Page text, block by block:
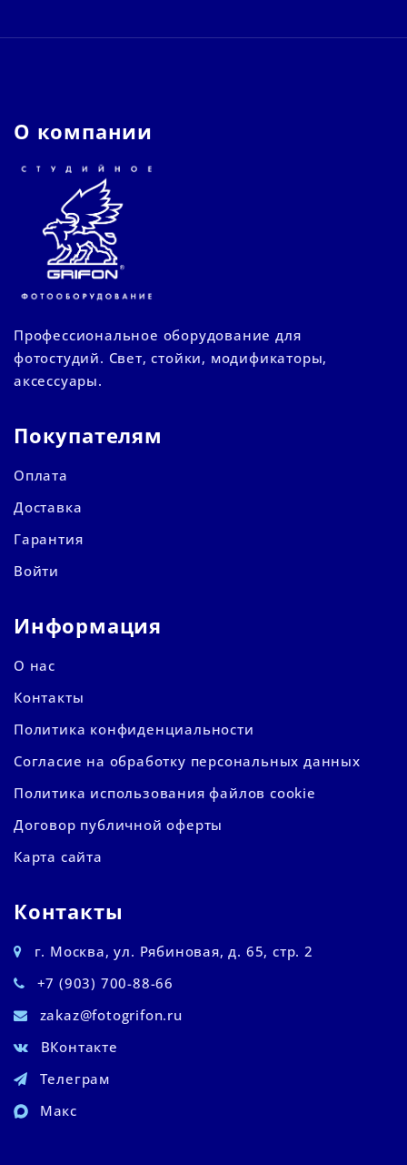
О компании
Профессиональное оборудование для
фотостудий. Свет, стойки, модификаторы,
аксессуары.
Покупателям
Оплата
Доставка
Гарантия
Войти
Информация
О нас
Контакты
Политика конфиденциальности
Согласие на обработку персональных данных
Политика использования файлов cookie
Договор публичной оферты
Карта сайта
Контакты
г. Москва, ул. Рябиновая, д. 65, стр. 2
+7 (903) 700-88-66
zakaz@fotogrifon.ru
ВКонтакте
Телеграм
Макс